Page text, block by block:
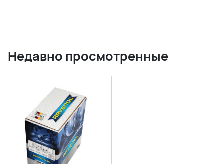
Недавно просмотренные